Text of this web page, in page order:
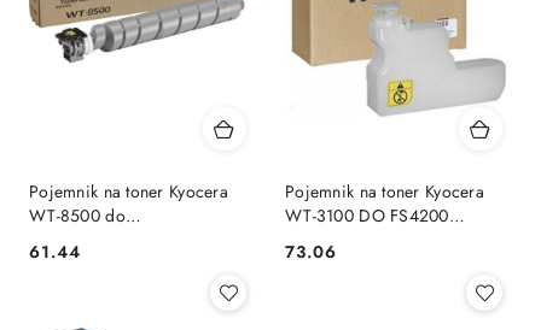
Pojemnik na toner Kyocera
WT-8500 do
Cena:
61.44
Pojemnik na toner Kyocera
WT-3100 DO FS4200
Cena:
73.06